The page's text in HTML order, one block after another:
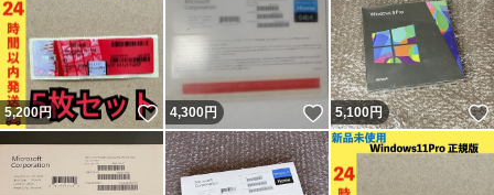
5,200円 いいね！
4,300円 いいね！
5,100円